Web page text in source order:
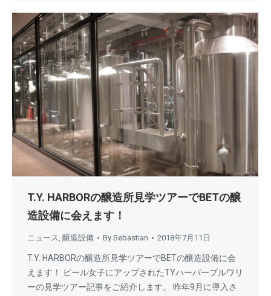
T.Y. HARBORの醸造所見学ツアーでBETの醸
造設備に会えます！
ニュース, 醸造設備 By Sebastian 2018年7月11日
T.Y. HARBORの醸造所見学ツアーでBETの醸造設備に会
えます！ ビール女子にアップされたTYハーバーブルワリ
ーの見学ツアー記事をご紹介します。 昨年9月に導入さ